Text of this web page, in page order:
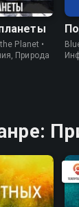
Planet •
Природа